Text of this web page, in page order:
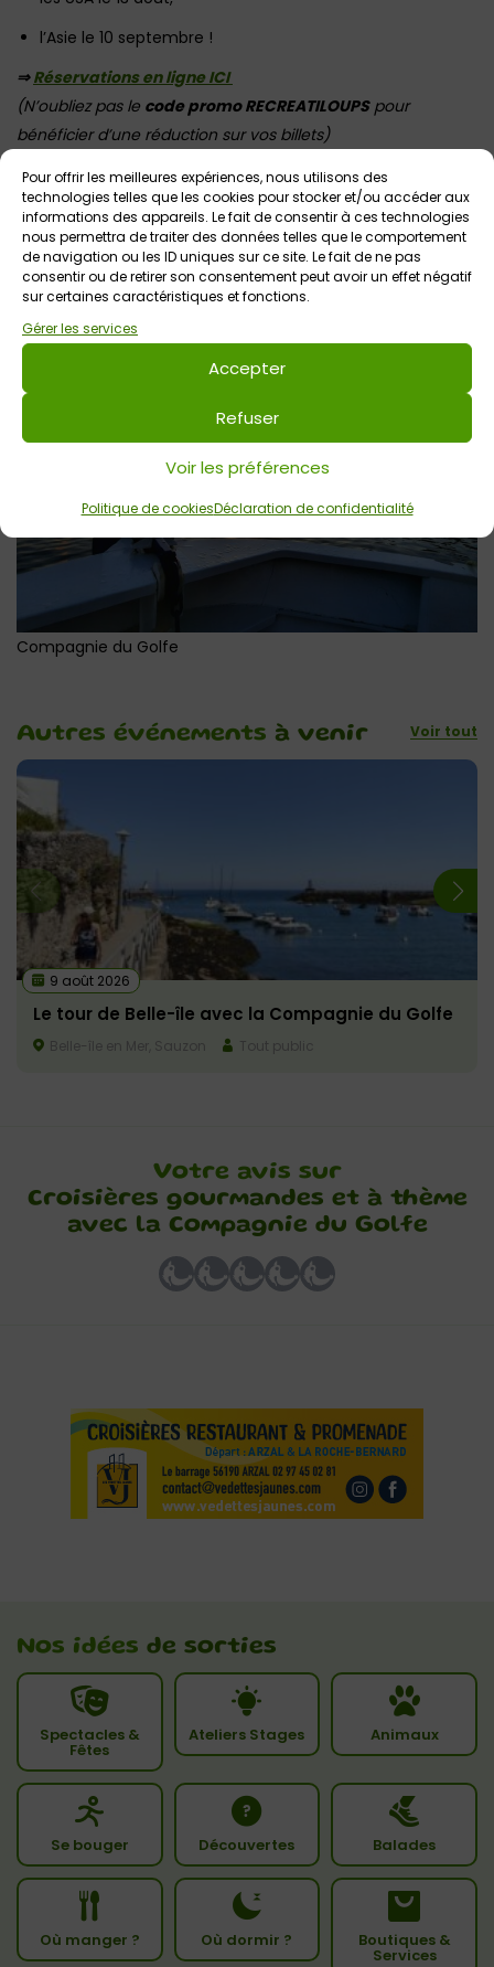
Pour offrir les meilleures expériences, nous utilisons des
technologies telles que les cookies pour stocker et/ou accéder aux
informations des appareils. Le fait de consentir à ces technologies
nous permettra de traiter des données telles que le comportement
de navigation ou les ID uniques sur ce site. Le fait de ne pas
consentir ou de retirer son consentement peut avoir un effet négatif
sur certaines caractéristiques et fonctions.
Gérer les services
Accepter
Refuser
Voir les préférences
Politique de cookiesDéclaration de confidentialité
l’Asie le 10 septembre !
⇒Réservations en ligne ICI
(N’oubliez pas le code promo RECREATILOUPSpour
bénéficier d’une réduction sur vos billets)
21h30 en septembre
Note : les réservations sont indispensables, afin de prévoir
les quantités de planches apéro !
Compagnie du Golfe
Autres événements à venir Voir tout
9 août 2026
Le tour de Belle-île avec la Compagnie du Golfe
Belle-île en Mer, Sauzon Tout public
Votre avis sur
Croisières gourmandes et à thème
avec la Compagnie du Golfe
Nos idées de sorties
Spectacles &
Fêtes
Ateliers Stages Animaux
Se bouger Découvertes Balades
Où manger ? Où dormir ? Boutiques &
Services